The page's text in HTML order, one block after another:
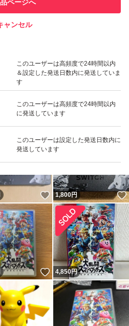
での取引実績があります
このユーザーは高頻度で24時間以内
＆設定した発送日数内に発送していま
す
このユーザーは高頻度で24時間以内
に発送しています
このユーザーは設定した発送日数内に
発送しています
ページへ
ャンセル
いいね！
29,800
いいね！
1,800円
いいね！
4,850円